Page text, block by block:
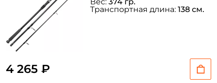
4 265 ₽
Транспортная длина: 138 см.